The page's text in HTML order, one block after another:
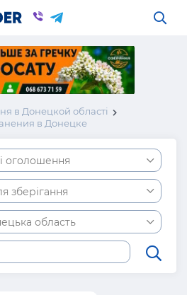
в Донецкой області
в Донецке
оголошення
зберігання
область